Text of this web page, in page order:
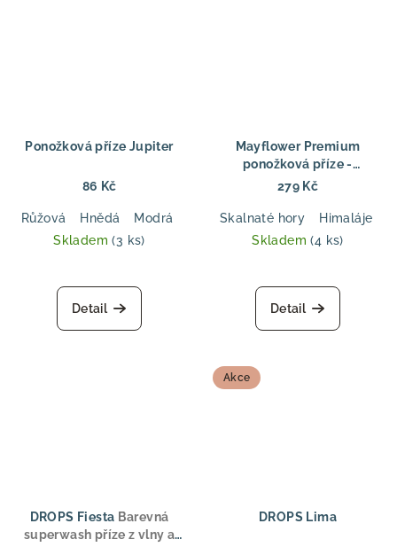
Ponožková příze Jupiter
86 Kč
Růžová Hnědá Modrá Černá
Zelená
Skladem(3 ks)
Detail
Mayflower Premium
ponožková příze -
MountainMountain –
barevným efektem
279 Kč
Skalnaté hory Himaláje
Skladem(4 ks)
Detail
DROPS Fiesta Barevná
superwash příze z vlny a
Akce
DROPS Lima